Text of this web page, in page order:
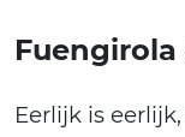
Eerlijk is